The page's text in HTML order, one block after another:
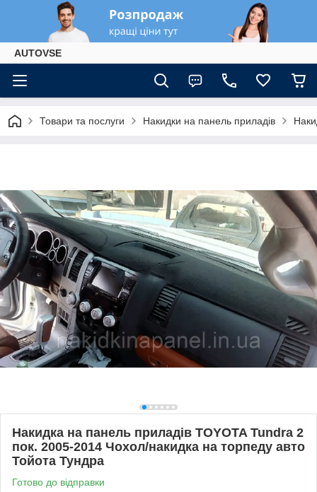
AUTOVSE
Товари та послуги Накидки на панель приладів
Накидка на панель приладів TOYOTA Tundra 2
пок. 2005-2014 Чохол/накидка на торпеду авто
Тойота Тундра
Готово до відправки